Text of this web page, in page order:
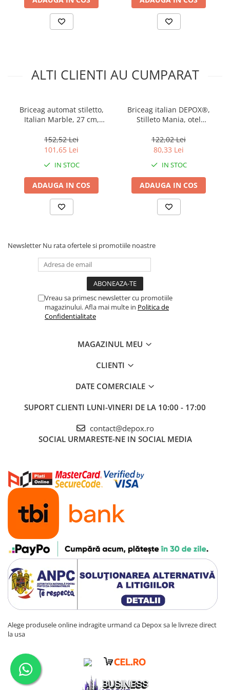
ALTI CLIENTI AU CUMPARAT
Briceag automat stiletto,
Italian Marble, 27 cm,
152,52 Lei
101,65 Lei
IN STOC
ADAUGA IN COS
Briceag italian DEPOX®,
Stilleto Mania, otel
122,02 Lei
80,33 Lei
IN STOC
ADAUGA IN COS
Newsletter Nu rata ofertele si promotiile noastre
Vreau sa primesc newsletter cu promotiile
magazinului. Afla mai multe in Politica de
Confidentialitate
MAGAZINUL MEU
CLIENTI
DATE COMERCIALE
SUPORT CLIENTI LUNI-VINERI DE LA 10:00 - 17:00
contact@depox.ro
SOCIAL URMARESTE-NE IN SOCIAL MEDIA
Alege produsele online indragite urmand ca Depox sa le livreze direct
la usa